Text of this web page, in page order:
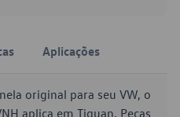
Aplicações
original para seu VW, o
aplica em Tiguan. Peças